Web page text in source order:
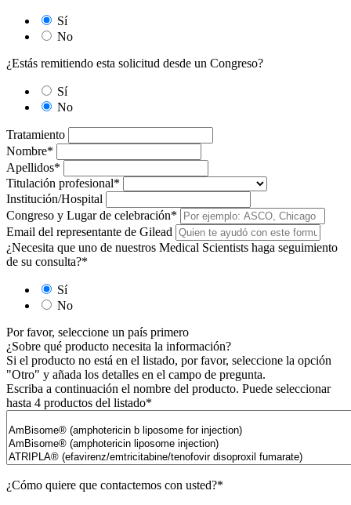
Sí
No
¿Estás remitiendo esta solicitud desde un Congreso?
Sí
No
Tratamiento
Nombre*
Apellidos*
Titulación profesional*
Institución/Hospital
Congreso y Lugar de celebración*
Email del representante de Gilead
¿Necesita que uno de nuestros Medical Scientists haga seguimiento
de su consulta?*
Sí
No
Por favor, seleccione un país primero
¿Sobre qué producto necesita la información?
Si el producto no está en el listado, por favor, seleccione la opción
"Otro" y añada los detalles en el campo de pregunta.
Escriba a continuación el nombre del producto. Puede seleccionar
hasta 4 productos del listado*
¿Cómo quiere que contactemos con usted?*